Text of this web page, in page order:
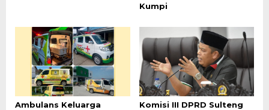
Kumpi
Ambulans Keluarga
Komisi III DPRD Sulteng